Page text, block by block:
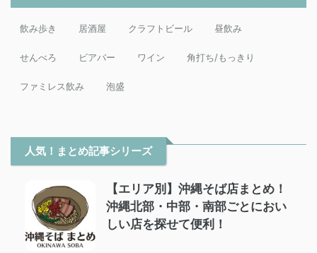
飲み歩き 居酒屋 クラフトビール 昼飲み
せんべろ ビアバー ワイン 角打ち/もっきり
ファミレス飲み 泡盛
人気！まとめ記事シリーズ
【エリア別】沖縄そば店まとめ！
沖縄北部・中部・南部ごとにおい
しい店を探せて便利！